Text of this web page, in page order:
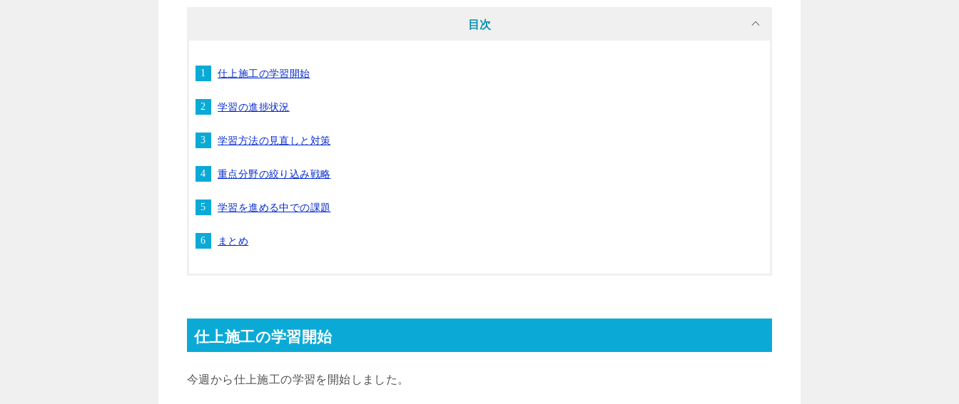
目次
仕上施工の学習開始
学習の進捗状況
学習方法の見直しと対策
重点分野の絞り込み戦略
学習を進める中での課題
まとめ
仕上施工の学習開始
今週から仕上施工の学習を開始しました。